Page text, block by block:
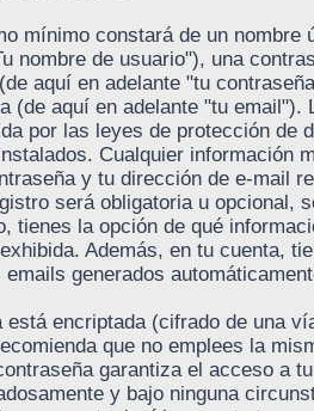
mínimo constará de un nombre
nombre de usuario"), una
aquí en adelante "tu
(de aquí en adelante "tu email").
por las leyes de protección de
Cualquier información
y tu dirección de e-mail
será obligatoria u opcional,
tienes la opción de qué
Además, en tu cuenta,
generados
está encriptada (cifrado de una
que no emplees la
garantiza el acceso a
y bajo ninguna